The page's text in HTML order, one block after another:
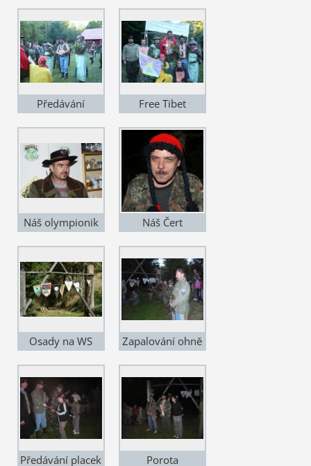
Předávání
Free Tibet
Náš olympionik
Náš Čert
Osady na WS Zapalování ohně
Předávání placek Porota